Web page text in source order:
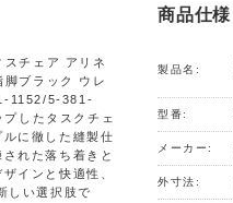
チェア アリネ
ブラック ウレ
1152/5-381-
したタスクチェ
に徹した縫製仕
れた落ち着きと
インと快適性、
しい選択肢で
商品仕様
製品名:
型番:
メーカー:
外寸法: